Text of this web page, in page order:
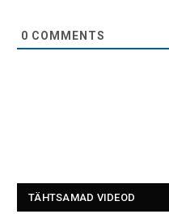
0 COMMENTS
TÄHTSAMAD VIDEOD